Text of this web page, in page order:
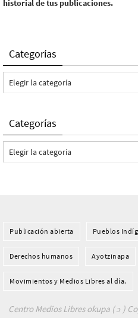
historial de tus publicaciones.
Categorías
Categorías
Categorías
Categorías
Publicación abierta Pueblos
Derechos humanos Ayotzinapa
Movimientos y Medios Libres al día.
Centro Medios Libres okupa ( ɔ )